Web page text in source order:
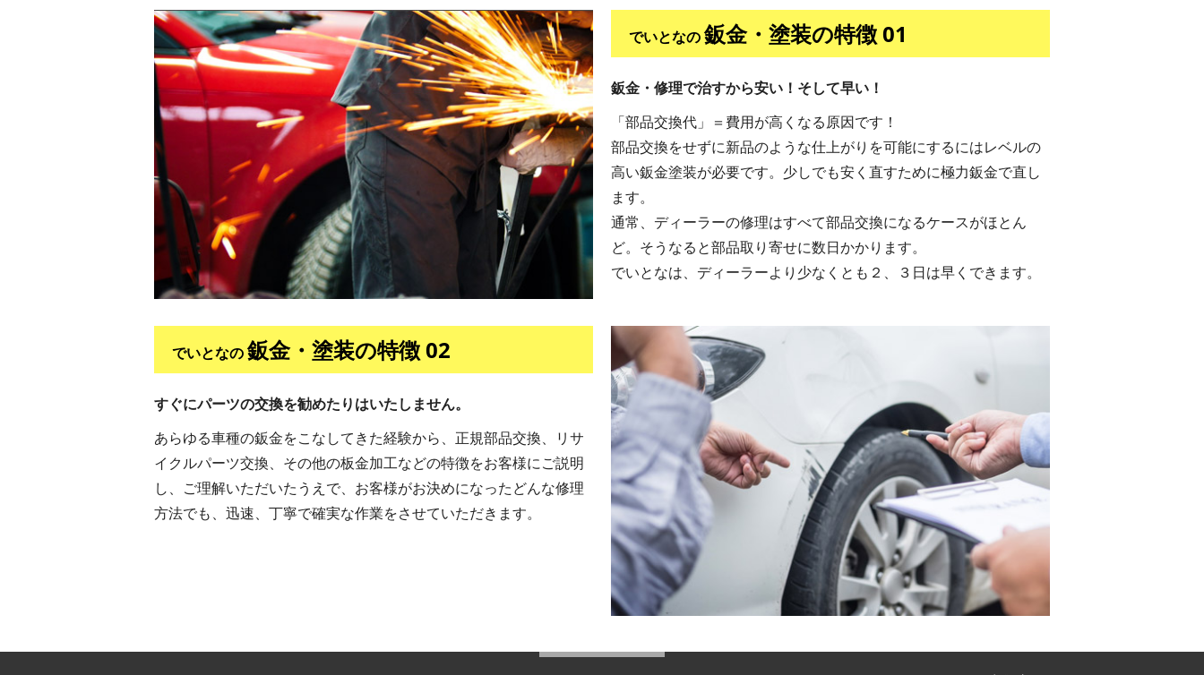
でいとなの鈑金・塗装の特徴 01
鈑金・修理で治すから安い！ そして早い！
「部品交換代」＝費用が高くなる原因です！
部品交換をせずに新品のような仕上がりを可能にするにはレベルの
高い鈑金塗装が必要です。少しでも安く直すために極力鈑金で直し
ます。
通常、ディーラーの修理はすべて部品交換になるケースがほとん
ど。そうなると部品取り寄せに数日かかります。
でいとなは、ディーラーより少なくとも２、３日は早くできます。
でいとなの鈑金・塗装の特徴 02
すぐにパーツの交換を勧めたりはいたしません。
あらゆる車種の鈑金をこなしてきた経験から、正規部品交換、リサ
イクルパーツ交換、その他の板金加工などの特徴をお客様にご説明
し、ご理解いただいたうえで、お客様がお決めになったどんな修理
方法でも、迅速、丁寧で確実な作業をさせていただきます。